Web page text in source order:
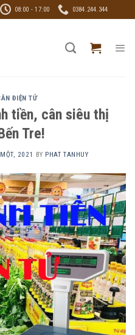
08:00 - 17:00 0384.244.344
ĐIỆN TỬ
tiền, cân siêu thị
Tre!
2021 BY PHAT TANHUY